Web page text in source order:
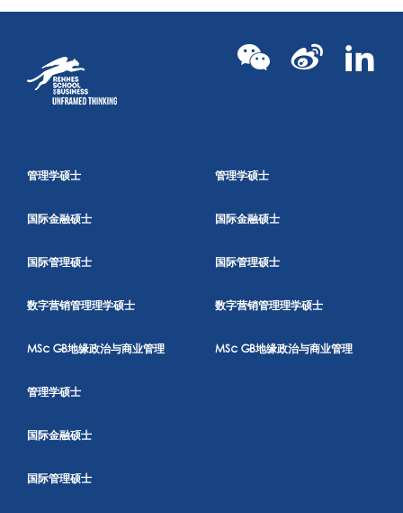
管理学硕士
国际金融硕士
国际管理硕士
数字营销管理理学硕士
MSc GB地缘政治与商业管理
管理学硕士
国际金融硕士
国际管理硕士
数字营销管理理学硕士
MSc GB地缘政治与商业管理
管理学硕士
国际金融硕士
国际管理硕士